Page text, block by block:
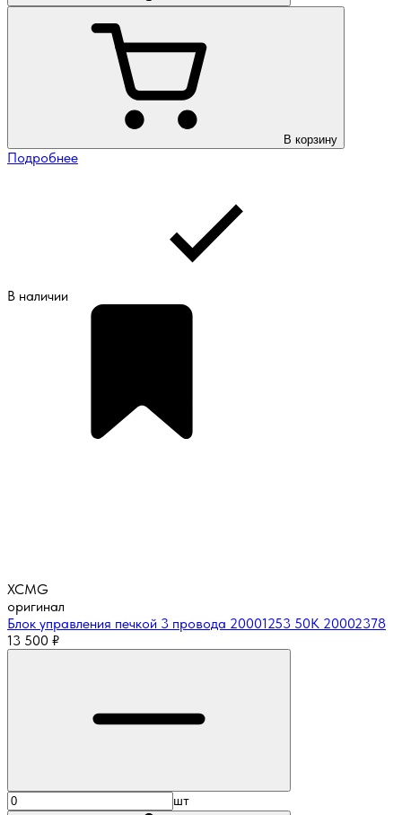
В корзину
Подробнее
В наличии
XCMG
оригинал
Блок управления печкой 3 провода 20001253 50К 20002378
13 500 ₽
шт